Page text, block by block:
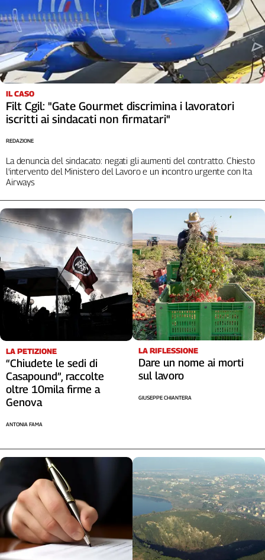
Social
IL CASO
Filt Cgil: "Gate Gourmet discrimina i lavoratori
iscritti ai sindacati non firmatari"
La denuncia del sindacato: negati gli aumenti del contratto. Chiesto
l'intervento del Ministero del Lavoro e un incontro urgente con Ita
Airways
REDAZIONE
LA PETIZIONE
“Chiudete le sedi di
Casapound”, raccolte
oltre 10mila firme a
Genova
ANTONIA FAMA
LA RIFLESSIONE
Dare un nome ai morti
sul lavoro
GIUSEPPE CHIANTERA